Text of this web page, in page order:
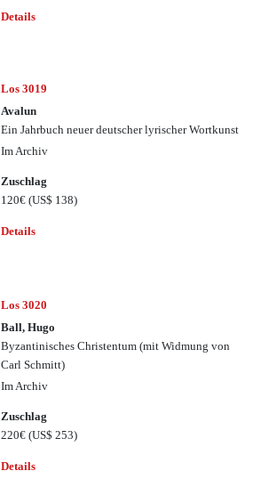
Details
Los 3019
Avalun
Ein Jahrbuch neuer deutscher lyrischer Wortkunst
Im Archiv
Zuschlag
120€(US$ 138)
Details
Los 3020
Ball, Hugo
Byzantinisches Christentum (mit Widmung von
Carl Schmitt)
Im Archiv
Zuschlag
220€(US$ 253)
Details